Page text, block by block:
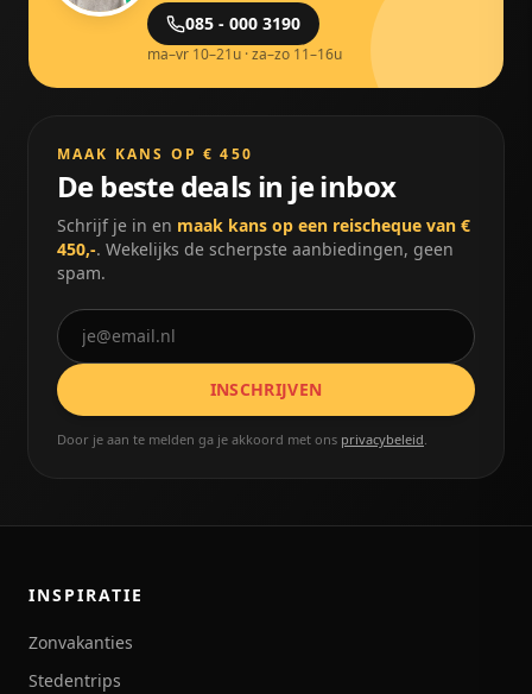
085 - 000 3190
ma–vr 10–21u · za–zo 11–16u
MAAK KANS OP € 450
De beste deals in je inbox
Schrijf je in en maak kans op een reischeque van €
450,-. Wekelijks de scherpste aanbiedingen, geen
spam.
INSCHRIJVEN
Door je aan te melden ga je akkoord met ons privacybeleid.
INSPIRATIE
Zonvakanties
Stedentrips